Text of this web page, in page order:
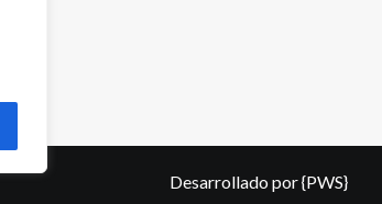
Desarrollado por{PWS}